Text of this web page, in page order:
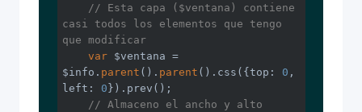
// Esta capa ($ventana) contiene
casi todos los elementos que tengo
que modificar
var $ventana =
$info. parent (). parent ().css({top: 0 ,
left: 0 }).prev();
// Almaceno el ancho y alto